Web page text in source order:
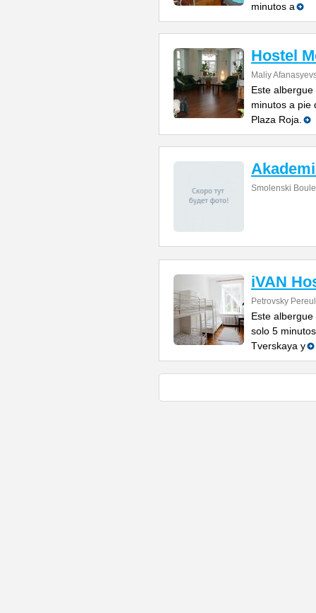
minutos a
Hostel
Maliy
Este
minutos a pie
Plaza Roja.
Smolenski
iVAN
Petrovsky
Este
solo 5
Tverskaya y